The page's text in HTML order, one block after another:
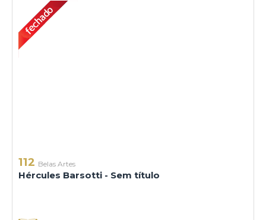
112 Belas Artes
Hércules Barsotti - Sem título